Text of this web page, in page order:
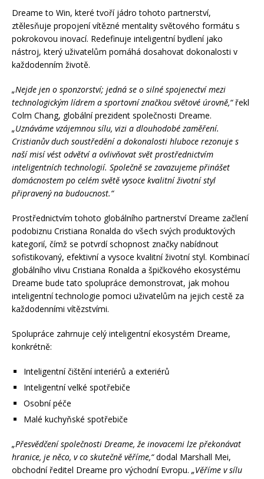
Dreame to Win, které tvoří jádro tohoto partnerství,
ztělesňuje propojení vítězné mentality světového formátu s
pokrokovou inovací. Redefinuje inteligentní bydlení jako
nástroj, který uživatelům pomáhá dosahovat dokonalosti v
každodenním životě.
„Nejde jen o sponzorství; jedná se o silné spojenectví mezi
technologickým lídrem a sportovní značkou světové úrovně,“ řekl
Colm Chang, globální prezident společnosti Dreame.
„Uznáváme vzájemnou sílu, vizi a dlouhodobé zaměření.
Cristianův duch soustředění a dokonalosti hluboce rezonuje s
naší misí vést odvětví a ovlivňovat svět prostřednictvím
inteligentních technologií. Společně se zavazujeme přinášet
domácnostem po celém světě vysoce kvalitní životní styl
připravený na budoucnost.“
Prostřednictvím tohoto globálního partnerství Dreame začlení
podobiznu Cristiana Ronalda do všech svých produktových
kategorií, čímž se potvrdí schopnost značky nabídnout
sofistikovaný, efektivní a vysoce kvalitní životní styl. Kombinací
globálního vlivu Cristiana Ronalda a špičkového ekosystému
Dreame bude tato spolupráce demonstrovat, jak mohou
inteligentní technologie pomoci uživatelům na jejich cestě za
každodenními vítězstvími.
Spolupráce zahrnuje celý inteligentní ekosystém Dreame,
konkrétně:
Inteligentní čištění interiérů a exteriérů
Inteligentní velké spotřebiče
Osobní péče
Malé kuchyňské spotřebiče
„Přesvědčení společnosti Dreame, že inovacemi lze překonávat
hranice, je něco, v co skutečně věříme,“dodal Marshall Mei,
obchodní ředitel Dreame pro východní Evropu. „Věříme v sílu